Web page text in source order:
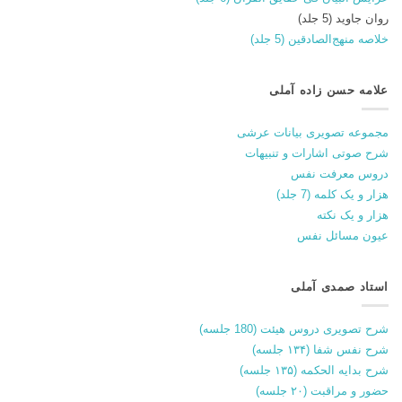
روان جاوید (5 جلد)
خلاصه منهج‌الصادقین (5 جلد)
علامه حسن زاده آملی
مجموعه تصویری بیانات عرشی
شرح صوتی اشارات و تنبیهات
دروس معرفت نفس
هزار و یک کلمه (7 جلد)
هزار و یک نکته
عیون مسائل نفس
استاد صمدی آملی
شرح تصویری دروس هیئت (180 جلسه)
شرح نفس شفا (۱۳۴ جلسه)
شرح بدایه الحکمه (۱۳۵ جلسه)
حضور و مراقبت (۲۰ جلسه)